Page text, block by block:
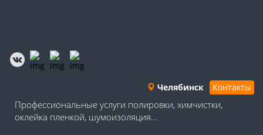
Челябинск Контакты
Профессиональные услуги полировки, химчистки,
оклейка пленкой, шумоизоляция...